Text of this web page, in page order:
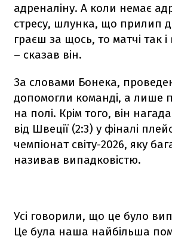
адреналіну. А коли немає
стресу, шлунка, що прилип
граєш за щось, то матчі так
– сказав він.
За словами Бонека,
допомогли команді, а лише
на полі. Крім того, він
від Швеції (2:3) у фіналі
чемпіонат світу-2026, яку
називав випадковістю.
Усі говорили, що це було
Це була наша найбільша